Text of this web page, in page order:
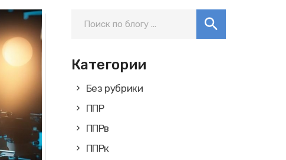
Категории
Без рубрики
ППР
ППРв
ППРк